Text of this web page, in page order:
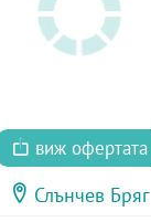
виж офертата
Слънчев Бряг